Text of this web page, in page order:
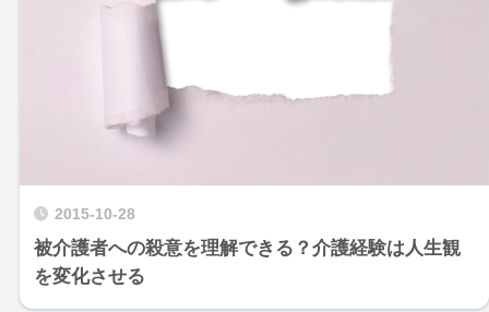
2015-10-28
被介護者への殺意を理解できる？介護経験は人生観
を変化させる